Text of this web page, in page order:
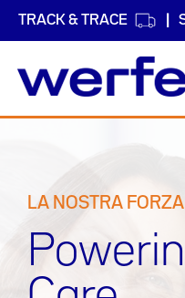
TRACK & TRACE
LA NOSTRA FORZA